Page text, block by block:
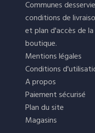
Communes
conditions de
et plan d'accès de la
boutique.
Mentions légales
Conditions
A propos
Paiement sécurisé
Plan du site
Magasins